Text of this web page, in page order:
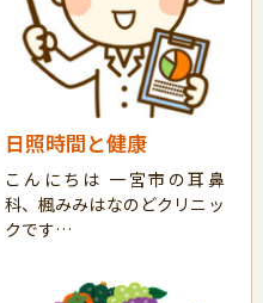
日照時間と健康
こんにちは 一宮市の耳鼻
科、楓みみはなのどクリニッ
クです…